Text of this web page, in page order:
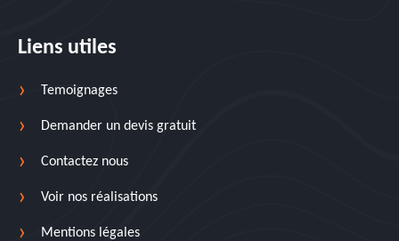
Liens utiles
Temoignages
Demander un devis gratuit
Contactez nous
Voir nos réalisations
Mentions légales